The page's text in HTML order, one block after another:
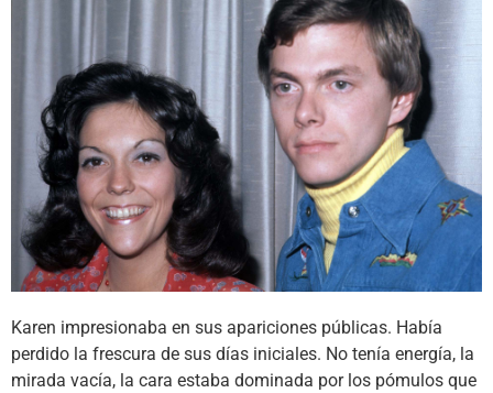
Karen impresionaba en sus apariciones públicas. Había
perdido la frescura de sus días iniciales. No tenía energía, la
mirada vacía, la cara estaba dominada por los pómulos que